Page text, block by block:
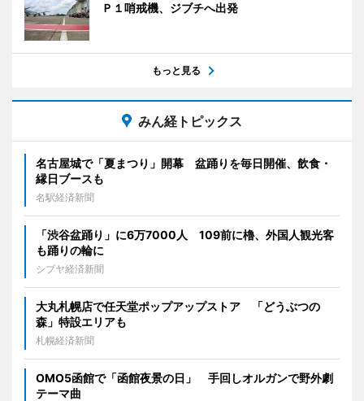
Ｐ１哨戒機、ジブチへ出発
もっと見る
みん経トピックス
名古屋城で「夏まつり」開幕 盆踊りを毎日開催、飲食・
縁日ブースも
名駅経済新聞
「渋谷盆踊り」に6万7000人 109前に櫓、外国人観光客
も踊りの輪に
シブヤ経済新聞
大丸札幌店で任天堂ポップアップストア 「どうぶつの
森」特設エリアも
札幌経済新聞
OMO5函館で「函館夜景の日」 手回しオルガンで野外劇
テーマ曲